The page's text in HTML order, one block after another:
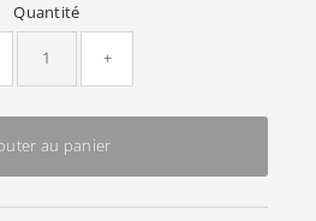
Quantité
+
au panier